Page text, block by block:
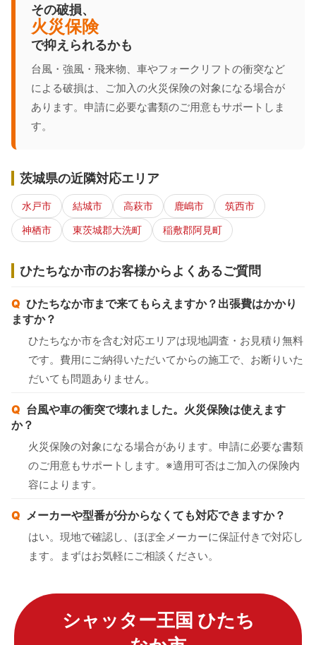
その破損、
火災保険
で抑えられるかも
台風・強風・飛来物、車やフォークリフトの衝突など
による破損は、ご加入の火災保険の対象になる場合が
あります。申請に必要な書類のご用意もサポートしま
す。
茨城県の近隣対応エリア
水戸市 結城市 高萩市 鹿嶋市
筑西市
神栖市
東茨城郡大洗町 稲敷郡阿見町
ひたちなか市のお客様からよくあるご質問
ひたちなか市まで来てもらえますか？出張費はかかり
ますか？
ひたちなか市を含む対応エリアは現地調査・お見積り無料
です。費用にご納得いただいてからの施工で、お断りいた
だいても問題ありません。
台風や車の衝突で壊れました。火災保険は使えます
か？
火災保険の対象になる場合があります。申請に必要な書類
のご用意もサポートします。※適用可否はご加入の保険内
容によります。
メーカーや型番が分からなくても対応できますか？
はい。現地で確認し、ほぼ全メーカーに保証付きで対応し
ます。まずはお気軽にご相談ください。
シャッター王国 ひたち